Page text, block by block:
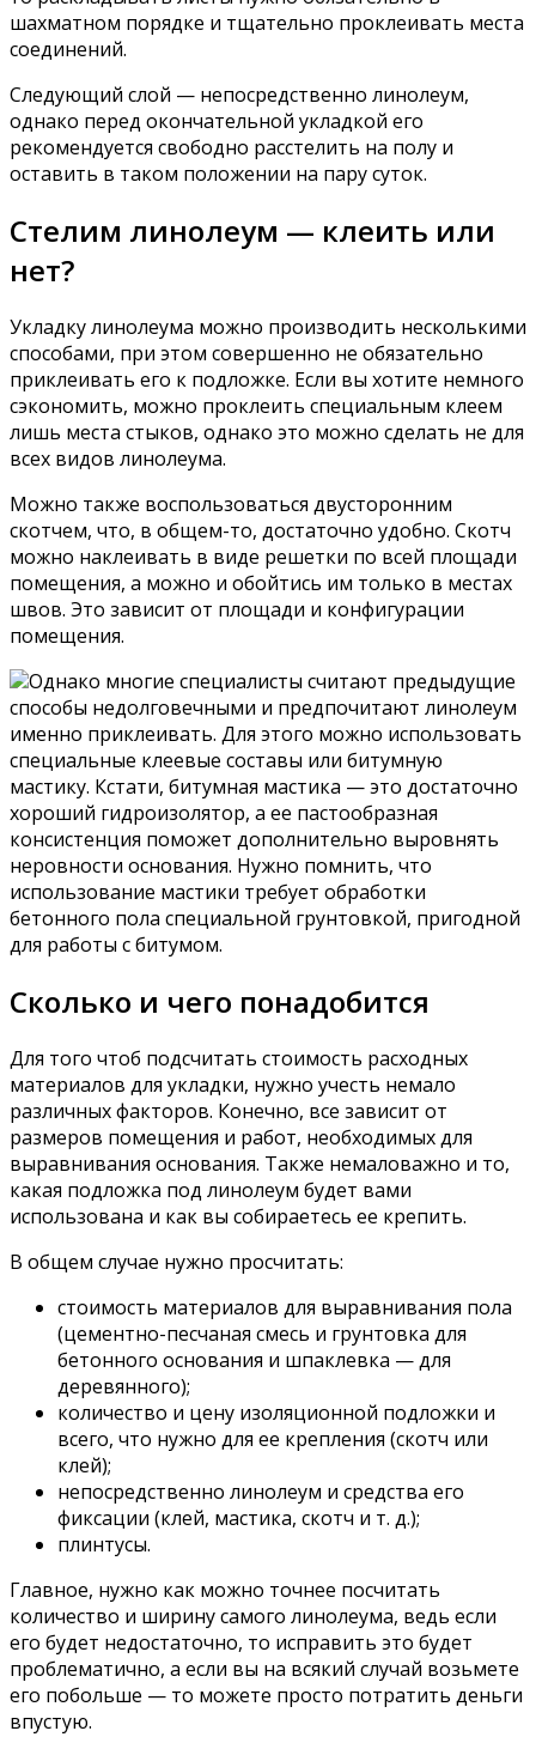
шахматном порядке и тщательно проклеивать места
соединений.
Следующий слой — непосредственно линолеум,
однако перед окончательной укладкой его
рекомендуется свободно расстелить на полу и
оставить в таком положении на пару суток.
Стелим линолеум — клеить или
нет?
Укладку линолеума можно производить несколькими
способами, при этом совершенно не обязательно
приклеивать его к подложке. Если вы хотите немного
сэкономить, можно проклеить специальным клеем
лишь места стыков, однако это можно сделать не для
всех видов линолеума.
Можно также воспользоваться двусторонним
скотчем, что, в общем-то, достаточно удобно. Скотч
можно наклеивать в виде решетки по всей площади
помещения, а можно и обойтись им только в местах
швов. Это зависит от площади и конфигурации
помещения.
Однако многие специалисты считают предыдущие
способы недолговечными и предпочитают линолеум
именно приклеивать. Для этого можно использовать
специальные клеевые составы или битумную
мастику. Кстати, битумная мастика — это достаточно
хороший гидроизолятор, а ее пастообразная
консистенция поможет дополнительно выровнять
неровности основания. Нужно помнить, что
использование мастики требует обработки
бетонного пола специальной грунтовкой, пригодной
для работы с битумом.
Сколько и чего понадобится
Для того чтоб подсчитать стоимость расходных
материалов для укладки, нужно учесть немало
различных факторов. Конечно, все зависит от
размеров помещения и работ, необходимых для
выравнивания основания. Также немаловажно и то,
какая подложка под линолеум будет вами
использована и как вы собираетесь ее крепить.
В общем случае нужно просчитать:
стоимость материалов для выравнивания пола
(цементно-песчаная смесь и грунтовка для
бетонного основания и шпаклевка — для
деревянного);
количество и цену изоляционной подложки и
всего, что нужно для ее крепления (скотч или
клей);
непосредственно линолеум и средства его
фиксации (клей, мастика, скотч и т. д.);
плинтусы.
Главное, нужно как можно точнее посчитать
количество и ширину самого линолеума, ведь если
его будет недостаточно, то исправить это будет
проблематично, а если вы на всякий случай возьмете
его побольше — то можете просто потратить деньги
впустую.